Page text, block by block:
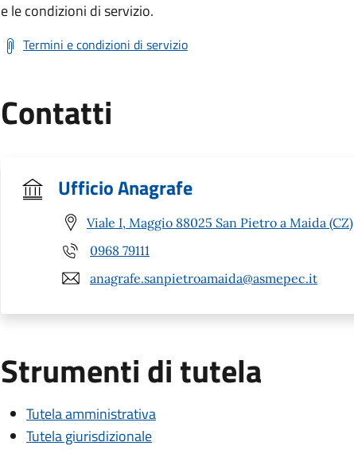
e le condizioni di servizio.
Termini e condizioni di servizio
Contatti
Ufficio Anagrafe
Viale I, Maggio 88025 San Pietro a Maida (CZ)
0968 79111
anagrafe.sanpietroamaida@asmepec.it
Strumenti di tutela
Tutela amministrativa
Tutela giurisdizionale